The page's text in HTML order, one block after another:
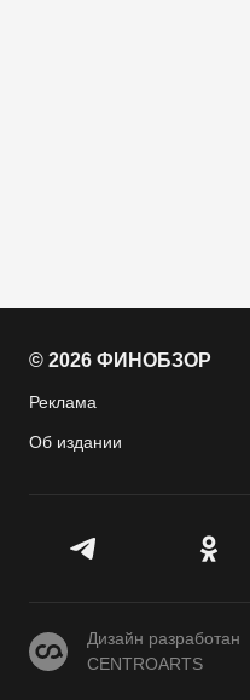
© 2026 ФИНОБЗОР
Реклама
Об издании
CENTROARTS